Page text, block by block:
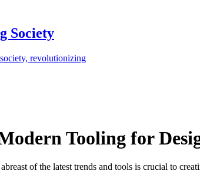
Society
revolutionizing
Tooling for
of the latest trends and tools is crucial to